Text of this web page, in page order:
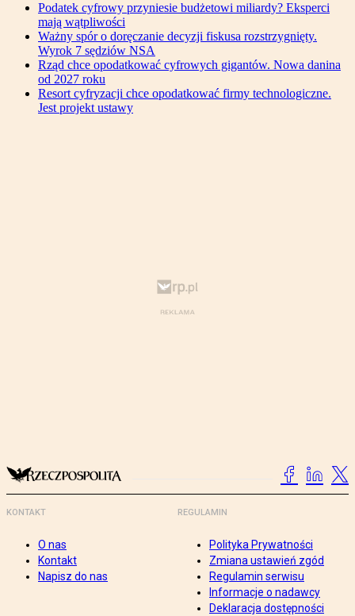
Podatek cyfrowy przyniesie budżetowi miliardy? Eksperci
mają wątpliwości
Ważny spór o doręczanie decyzji fiskusa rozstrzygnięty.
Wyrok 7 sędziów NSA
Rząd chce opodatkować cyfrowych gigantów. Nowa danina
od 2027 roku
Resort cyfryzacji chce opodatkować firmy technologiczne.
Jest projekt ustawy
KONTAKT
O nas
Kontakt
Napisz do nas
REGULAMIN
Polityka Prywatności
Zmiana ustawień zgód
Regulamin serwisu
Informacje o nadawcy
Deklaracja dostępności